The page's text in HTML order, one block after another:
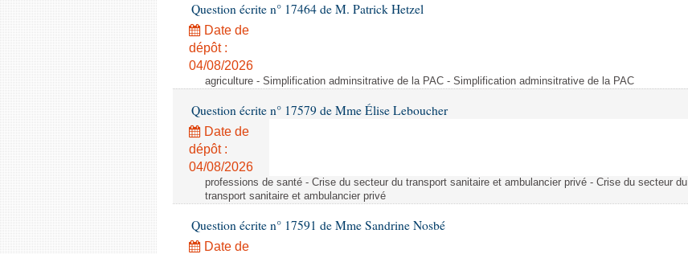
Question écrite n° 17464 de M. Patrick Hetzel
Date de
dépôt :
04/08/2026
agriculture - Simplification adminsitrative de la PAC - Simplification adminsitrative de la PAC
Question écrite n° 17579 de Mme Élise Leboucher
Date de
dépôt :
04/08/2026
professions de santé - Crise du secteur du transport sanitaire et ambulancier privé - Crise du secteur du
transport sanitaire et ambulancier privé
Question écrite n° 17591 de Mme Sandrine Nosbé
Date de